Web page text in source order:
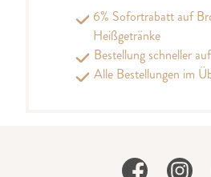
6% Sofortrabatt auf
Heißgetränke
Bestellung schneller
Alle Bestellungen im